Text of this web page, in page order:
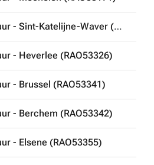
Handelsfonds te huur - Sint-Katelijne-Waver (RAO53207)
- Heverlee (RAO53326)
- Brussel (RAO53341)
- Berchem (RAO53342)
- Elsene (RAO53355)